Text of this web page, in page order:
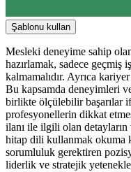
Şablonu kullan
Mesleki deneyime sahip
hazırlamak, sadece geçmiş
kalmamalıdır. Ayrıca
Bu kapsamda deneyimleri
birlikte ölçülebilir başarılar
profesyonellerin dikkat
ilanı ile ilgili olan detayların
hitap dili kullanmak okuma
sorumluluk gerektiren
liderlik ve stratejik